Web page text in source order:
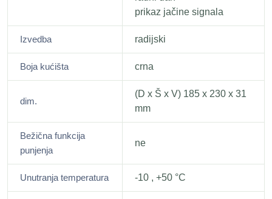
prikaz jačine signala
Izvedba radijski
Boja kućišta crna
dim.
(D x Š x V) 185 x 230 x 31
mm
Bežična funkcija
punjenja
ne
Unutranja temperatura -10 , +50 °C